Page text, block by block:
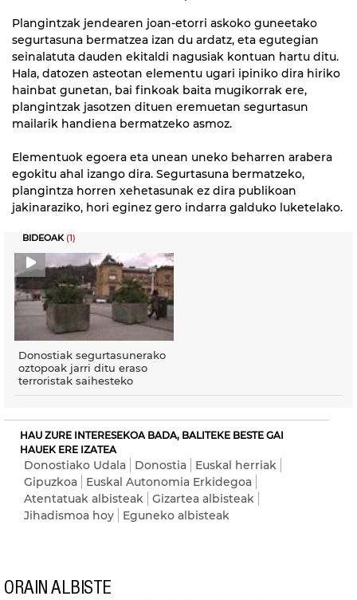
Plangintzak jendearen joan-etorri askoko guneetako
segurtasuna bermatzea izan du ardatz, eta egutegian
seinalatuta dauden ekitaldi nagusiak kontuan hartu ditu.
Hala, datozen asteotan elementu ugari ipiniko dira hiriko
hainbat gunetan, bai finkoak baita mugikorrak ere,
plangintzak jasotzen dituen eremuetan segurtasun
mailarik handiena bermatzeko asmoz.
Elementuok egoera eta unean uneko beharren arabera
egokitu ahal izango dira. Segurtasuna bermatzeko,
plangintza horren xehetasunak ez dira publikoan
jakinaraziko, hori eginez gero indarra galduko luketelako.
BIDEOAK (1)
Donostiak segurtasunerako
oztopoak jarri ditu eraso
terroristak saihesteko
HAU ZURE INTERESEKOA BADA, BALITEKE BESTE GAI
HAUEK ERE IZATEA
Donostiako Udala Donostia
Euskal herriak
Gipuzkoa
Euskal Autonomia Erkidegoa
Atentatuak albisteak
Gizartea albisteak
Jihadismoa hoy
Eguneko albisteak
ORAIN ALBISTE